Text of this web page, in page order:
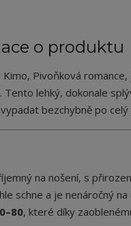
o produktu
Pivoňková
Tento lehký, dokonale
bezchybně po celý
na nošení, s
schne a je nenáročný
, které díky